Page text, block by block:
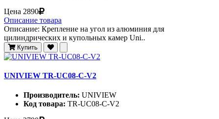
Цена 2890
Описание товара
Описание: Крепление на угол из алюминия для
цилиндрических и купольных камер Uni..
Купить
UNIVIEW TR-UC08-C-V2
Производитель: UNIVIEW
Код товара: TR-UC08-C-V2